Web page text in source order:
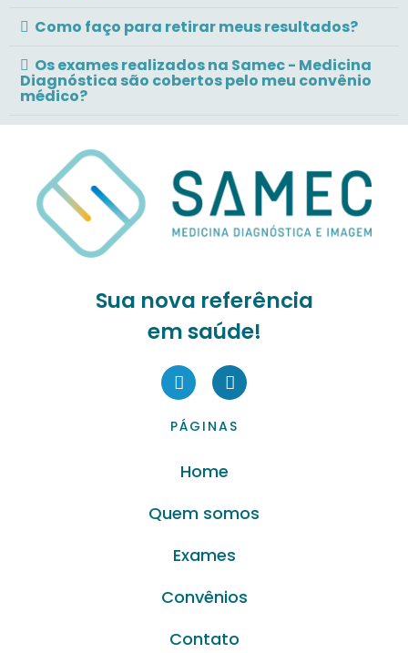
Como faço para retirar meus resultados?
Os exames realizados na Samec - Medicina
Diagnóstica são cobertos pelo meu convênio
médico?
Sua nova referência
em saúde!
PÁGINAS
Home
Quem somos
Exames
Convênios
Contato